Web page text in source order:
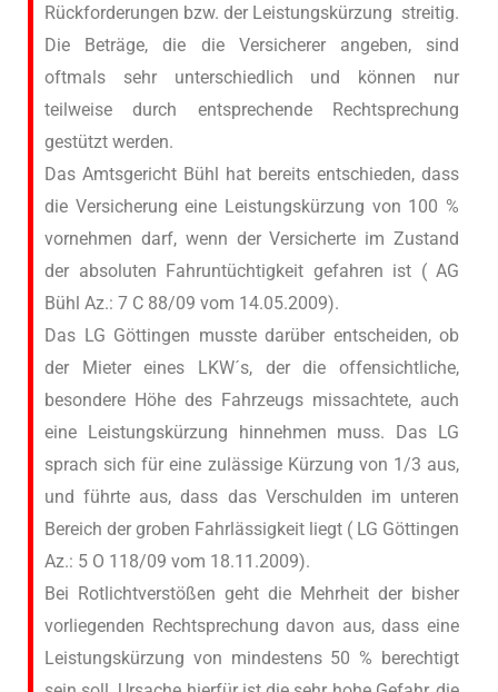
Rückforderungen bzw. der Leistungskürzung streitig.
Die Beträge, die die Versicherer angeben, sind
oftmals sehr unterschiedlich und können nur
teilweise durch entsprechende Rechtsprechung
gestützt werden.
Das Amtsgericht Bühl hat bereits entschieden, dass
die Versicherung eine Leistungskürzung von 100 %
vornehmen darf, wenn der Versicherte im Zustand
der absoluten Fahruntüchtigkeit gefahren ist ( AG
Bühl Az.: 7 C 88/09 vom 14.05.2009).
Das LG Göttingen musste darüber entscheiden, ob
der Mieter eines LKW´s, der die offensichtliche,
besondere Höhe des Fahrzeugs missachtete, auch
eine Leistungskürzung hinnehmen muss. Das LG
sprach sich für eine zulässige Kürzung von 1/3 aus,
und führte aus, dass das Verschulden im unteren
Bereich der groben Fahrlässigkeit liegt ( LG Göttingen
Az.: 5 O 118/09 vom 18.11.2009).
Bei Rotlichtverstößen geht die Mehrheit der bisher
vorliegenden Rechtsprechung davon aus, dass eine
Leistungskürzung von mindestens 50 % berechtigt